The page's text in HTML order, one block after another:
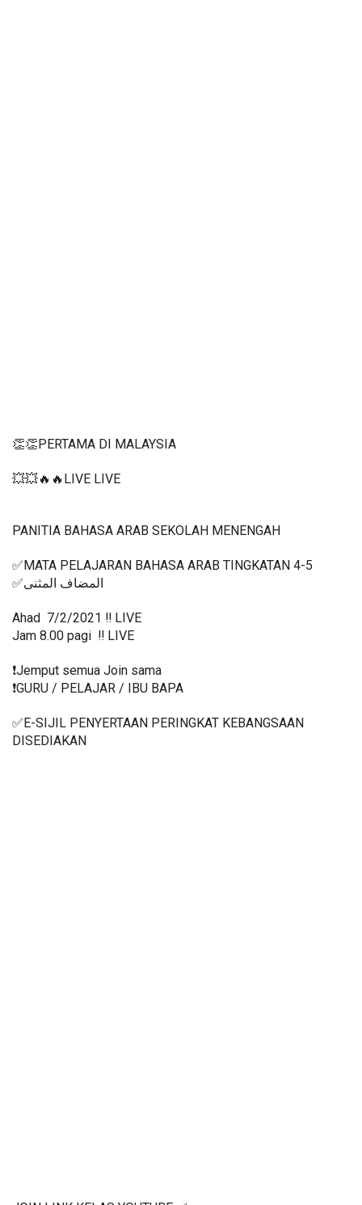
👏👏PERTAMA DI MALAYSIA
💥💥🔥🔥LIVE LIVE
PANITIA BAHASA ARAB SEKOLAH MENENGAH
✅MATA PELAJARAN BAHASA ARAB TINGKATAN 4-5
✅المضاف المثنى
Ahad  7/2/2021 ‼️ LIVE
Jam 8.00 pagi  ‼️ LIVE
❗️Jemput semua Join sama
❗️GURU / PELAJAR / IBU BAPA
✅E-SIJIL PENYERTAAN PERINGKAT KEBANGSAAN
DISEDIAKAN